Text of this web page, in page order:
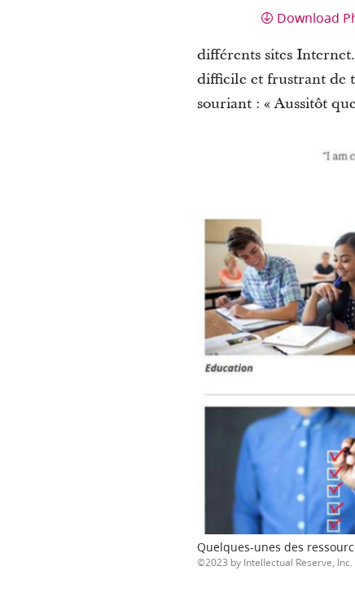
Download
différents sites
difficile et frustrant de
souriant : « Aussitôt
Quelques-unes des
2023 by Intellectual Reserve,